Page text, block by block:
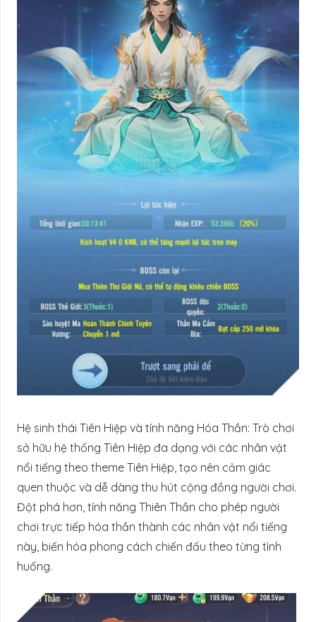
Hệ sinh thái Tiên Hiệp và tính năng Hóa Thần: Trò chơi
sở hữu hệ thống Tiên Hiệp đa dạng với các nhân vật
nổi tiếng theo theme Tiên Hiệp, tạo nên cảm giác
quen thuộc và dễ dàng thu hút cộng đồng người chơi.
Đột phá hơn, tính năng Thiên Thần cho phép người
chơi trực tiếp hóa thần thành các nhân vật nổi tiếng
này, biến hóa phong cách chiến đấu theo từng tình
huống.